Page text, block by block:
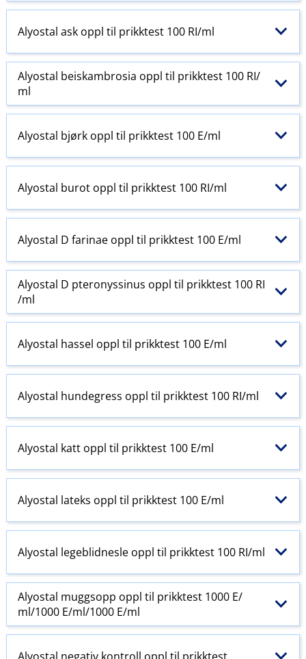
Alyostal ask oppl til prikktest 100 RI​/​ml
Alyostal beiskambrosia oppl til prikktest 100 RI​/​
ml
Alyostal bjørk oppl til prikktest 100 E​/​ml
Alyostal burot oppl til prikktest 100 RI​/​ml
Alyostal D farinae oppl til prikktest 100 E​/​ml
Alyostal D pteronyssinus oppl til prikktest 100 RI​
/​ml
Alyostal hassel oppl til prikktest 100 E​/​ml
Alyostal hundegress oppl til prikktest 100 RI​/​ml
Alyostal katt oppl til prikktest 100 E​/​ml
Alyostal lateks oppl til prikktest 100 E​/​ml
Alyostal legeblidnesle oppl til prikktest 100 RI​/​ml
Alyostal muggsopp oppl til prikktest 1000 E​/​
ml/1000 E​/​ml/1000 E​/​ml